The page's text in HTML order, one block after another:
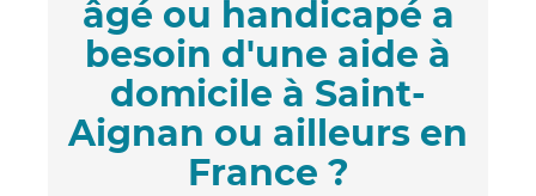
âgé ou handicapé a
besoin d'une aide à
domicile à Saint-
Aignan ou ailleurs en
France ?